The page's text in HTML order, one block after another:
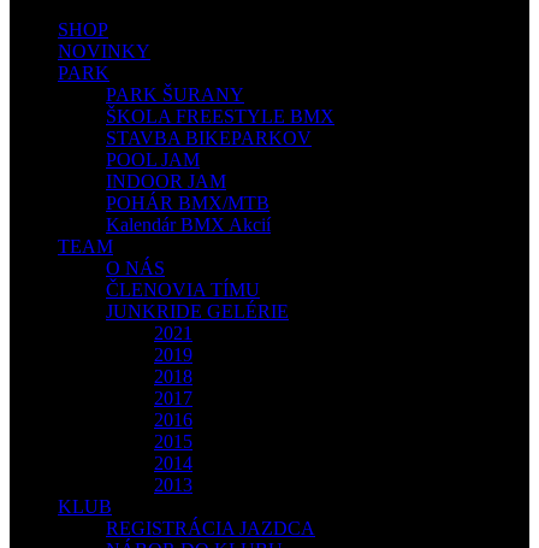
SHOP
NOVINKY
PARK
PARK ŠURANY
ŠKOLA FREESTYLE BMX
STAVBA BIKEPARKOV
POOL JAM
INDOOR JAM
POHÁR BMX/MTB
Kalendár BMX Akcií
TEAM
O NÁS
ČLENOVIA TÍMU
JUNKRIDE GELÉRIE
2021
2019
2018
2017
2016
2015
2014
2013
KLUB
REGISTRÁCIA JAZDCA